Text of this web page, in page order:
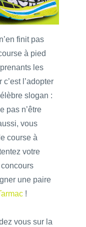
n’en finit pas
à pied
les
l’adopter
slogan :
pas n’être
vous
course à
votre
une paire
!
vous sur la